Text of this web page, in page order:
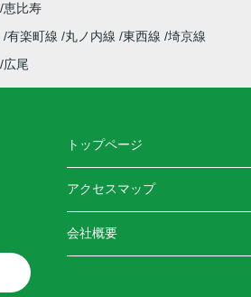
恵比寿
有楽町線 丸ノ内線 東西線 埼京線
広尾
トップページ
アクセスマップ
会社概要